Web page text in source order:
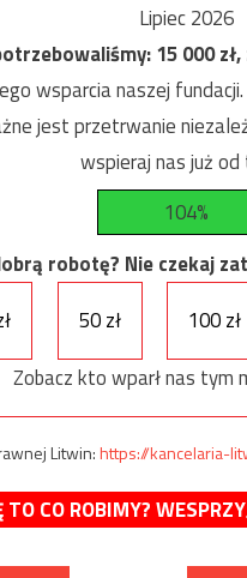
Lipiec 2026
15 000
wsparcia naszej fundacji.
jest przetrwanie
wspieraj nas już od
104%
robotę? Nie czekaj
50 zł 100 zł
Zobacz kto wparł nas tym
Litwin:https://kancelaria-
TO CO ROBIMY?